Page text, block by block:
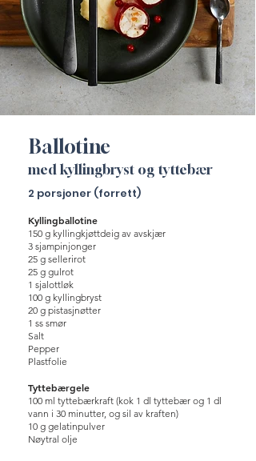
Ballotine
med kyllingbryst og tyttebær
2 porsjoner (forrett)
Kyllingballotine
150 g kyllingkjøttdeig av avskjær
3 sjampinjonger
25 g sellerirot
25 g gulrot
1 sjalottløk
100 g kyllingbryst
20 g pistasjnøtter
1 ss smør
Salt
Pepper
Plastfolie
Tyttebærgele
100 ml tyttebærkraft (kok 1 dl tyttebær og 1 dl
vann i 30 minutter, og sil av kraften)
10 g gelatinpulver
Nøytral olje